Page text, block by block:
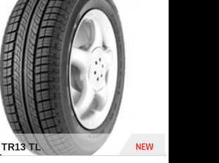
458 Dhs
TL
NEW